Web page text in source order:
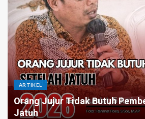
ARTIKEL
Budi Wahyono: Anak Inklusi
Memperoleh Pendidikan Layak
Sekolah Umum, Temasuk TK